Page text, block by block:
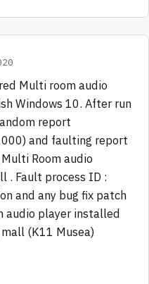
Multi room audio
Windows 10. After run
report
and faulting report
Room audio
. Fault process ID :
and any bug fix patch
audio player installed
(K11 Musea)